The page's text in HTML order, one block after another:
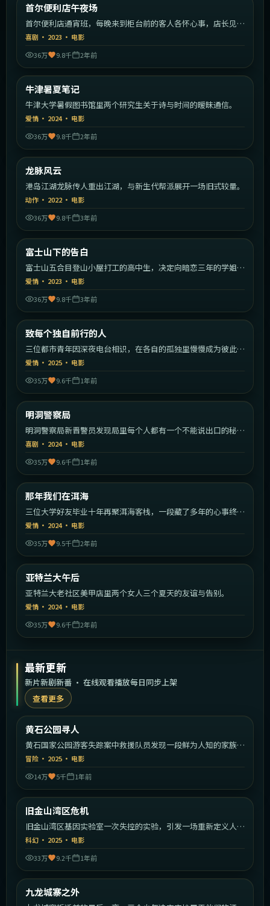
热门
首尔便利店午夜场
首尔便利店通宵班，每晚来到柜台前的客人各怀心事，店长见证
人间百态。
喜剧 · 2023 · 电影
36万
9.8千 2年前
热门
牛津暑夏笔记
牛津大学暑假图书馆里两个研究生关于诗与时间的暧昧通信。
爱情 · 2024· 电影
36万
9.8千 2年前
热门
龙脉风云
港岛江湖龙脉传人重出江湖，与新生代帮派展开一场旧式较量。
动作 · 2022· 电影
36万
9.8千 3年前
热门
富士山下的告白
富士山五合目登山小屋打工的高中生，决定向暗恋三年的学姐告
白。
爱情 · 2023 · 电影
36万
9.8千 3年前
热门
致每个独自前行的人
三位都市青年因深夜电台相识，在各自的孤独里慢慢成为彼此的
灯塔。
爱情 · 2025 · 电影
35万
9.6千 1年前
热门
明洞警察局
明洞警察局新晋警员发现局里每个人都有一个不能说出口的秘
密。
喜剧 · 2024· 电影
35万
9.6千 1年前
热门
那年我们在洱海
三位大学好友毕业十年再聚洱海客栈，一段藏了多年的心事终于
揭开。
爱情 · 2024· 电影
35万
9.5千 2年前
热门
亚特兰大午后
亚特兰大老社区美甲店里两个女人三个夏天的友谊与告别。
爱情 · 2024· 电影
35万
9.6千 2年前
最新更新
新片新剧新番 · 在线观看播放每日同步上架
查看更多
最新
黄石公园寻人
黄石国家公园游客失踪案中救援队员发现一段鲜为人知的家族秘
密。
冒险 · 2025 · 电影
14万
5千 1年前
最新
旧金山湾区危机
旧金山湾区基因实验室一次失控的实验，引发一场重新定义人类
的危机。
科幻 · 2025 · 电影
33万
9.2千 1年前
最新
九龙城寨之外